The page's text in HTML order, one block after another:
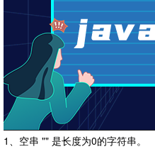
1、空串 "" 是长度为0的字符串。